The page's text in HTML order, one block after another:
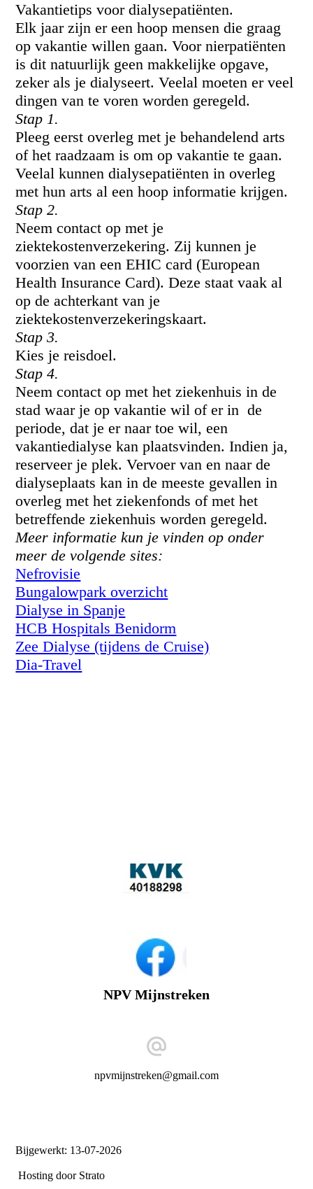
Vakantietips voor dialysepatiënten.
Elk jaar zijn er een hoop mensen die graag
op vakantie willen gaan. Voor nierpatiënten
is dit natuurlijk geen makkelijke opgave,
zeker als je dialyseert. Veelal moeten er veel
dingen van te voren worden geregeld.
Stap 1.
Pleeg eerst overleg met je behandelend arts
of het raadzaam is om op vakantie te gaan.
Veelal kunnen dialysepatiënten in overleg
met hun arts al een hoop informatie krijgen.
Stap 2.
Neem contact op met je
ziektekostenverzekering. Zij kunnen je
voorzien van een EHIC card (European
Health Insurance Card). Deze staat vaak al
op de achterkant van je
ziektekostenverzekeringskaart.
Stap 3.
Kies je reisdoel.
Stap 4.
Neem contact op met het ziekenhuis in de
stad waar je op vakantie wil of er in de
periode, dat je er naar toe wil, een
vakantiedialyse kan plaatsvinden. Indien ja,
reserveer je plek. Vervoer van en naar de
dialyseplaats kan in de meeste gevallen in
overleg met het ziekenfonds of met het
betreffende ziekenhuis worden geregeld.
Meer informatie kun je vinden op onder
meer de volgende sites:
Nefrovisie
Bungalowpark overzicht
Dialyse in Spanje
HCB Hospitals Benidorm
Zee Dialyse (tijdens de Cruise)
Dia-Travel
NPV Mijnstreken
npvmijnstreken@gmail.com
Bijgewerkt: 13-07-2026
Hosting door Strato